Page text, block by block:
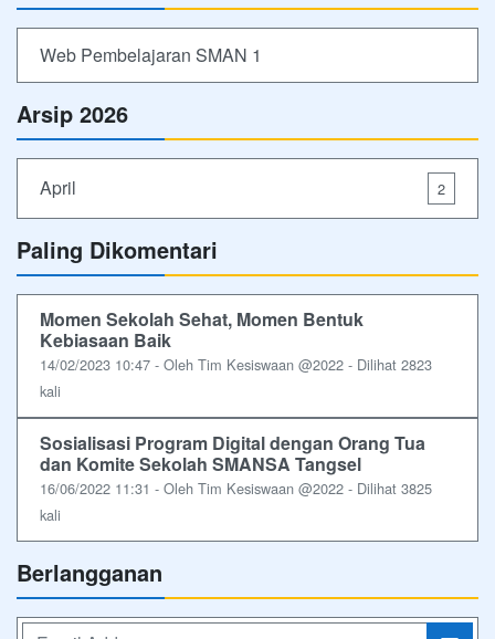
Web Pembelajaran SMAN 1
Arsip 2026
April 2
Paling Dikomentari
Momen Sekolah Sehat, Momen Bentuk
Kebiasaan Baik
14/02/2023 10:47 - Oleh Tim Kesiswaan @2022 - Dilihat 2823
kali
Sosialisasi Program Digital dengan Orang Tua
dan Komite Sekolah SMANSA Tangsel
16/06/2022 11:31 - Oleh Tim Kesiswaan @2022 - Dilihat 3825
kali
Berlangganan